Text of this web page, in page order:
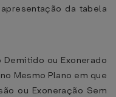
da tabela
Demitido ou Exonerado
Mesmo Plano em que
ou Exoneração Sem